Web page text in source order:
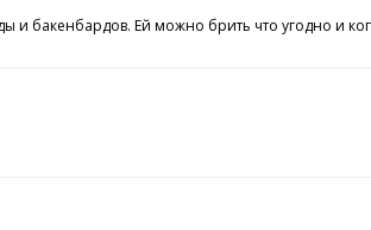
бакенбардов. Ей можно брить что угодно и